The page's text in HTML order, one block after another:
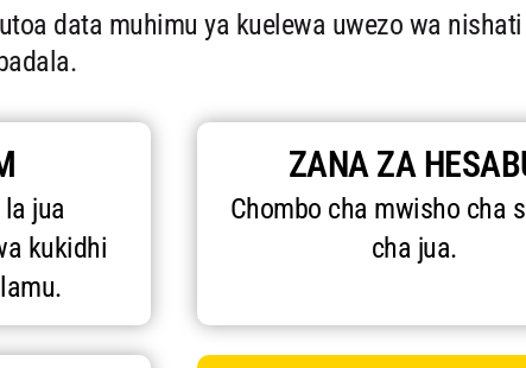
data muhimu ya kuelewa uwezo wa
jua
kukidhi
ZANA ZA
Chombo cha mwisho cha
cha jua.